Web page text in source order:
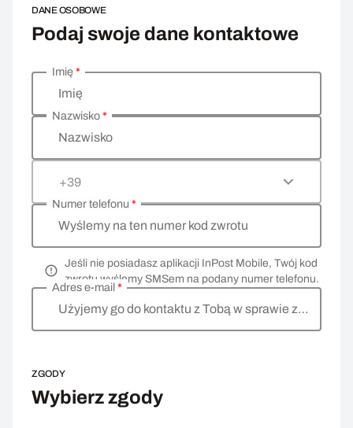
DANE OSOBOWE
Podaj swoje dane kontaktowe
Wprowadź swoje dane osobowe
Imię
Imię*
Nazwisko
Nazwisko*
+39
Wyślemy na ten numer kod zwrotu
Numer telefonu *
Jeśli nie posiadasz aplikacji InPost Mobile, Twój kod
zwrotu wyślemy SMSem na podany numer telefonu.
Użyjemy go do kontaktu z Tobą w sprawie zwrotu
Adres e-mail *
ZGODY
Wybierz zgody